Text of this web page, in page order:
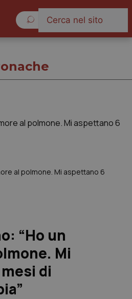
al polmone. Mi aspettano 6
“Ho un
Mi
di